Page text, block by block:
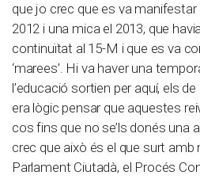
que jo crec que es va
2012 i una mica el 2013, que
continuïtat al 15-M i que es va
‘marees’. Hi va haver una
l’educació sortien per aquí, els
era lògic pensar que aquestes
cos fins que no se’ls donés una
crec que això és el que surt
Parlament Ciutadà, el Procés